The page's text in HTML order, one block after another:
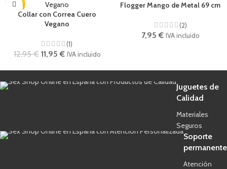
-8%
Collar con Correa Cuero
Vegano
(1)
12,95€ 11,95€ IVA incluido
Flogger Mango de Metal 69 cm
(2)
7,95€ IVA incluido
Juguetes de
Calidad
Materiales
Seguros
Soporte
permanente
Atención